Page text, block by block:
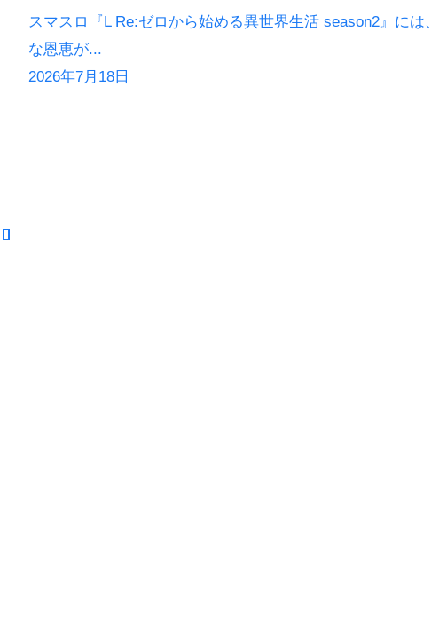
スマスロ『L Re:ゼロから始める異世界生活 season2』には
な恩恵が...
2026年7月18日